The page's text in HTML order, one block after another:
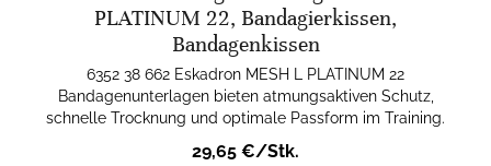
PLATINUM 22, Bandagierkissen,
Bandagenkissen
6352 38 662 Eskadron MESH L PLATINUM 22
Bandagenunterlagen bieten atmungsaktiven Schutz,
schnelle Trocknung und optimale Passform im Training.
29,65 €/Stk.